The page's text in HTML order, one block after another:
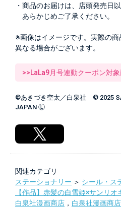
・商品のお届けは、店頭発売日
あらかじめご了承ください。
※画像はイメージです。実際の
異なる場合がございます。
>>LaLa9月号連動クーポン対
©あきづき空太／白泉社 © 2025
JAPAN Ⓛ
関連カテゴリ
ステーショナリー ＞ シール・ス
【作品】赤髪の白雪姫×サンリ
白泉社漫画商店 ， 白泉社漫画商